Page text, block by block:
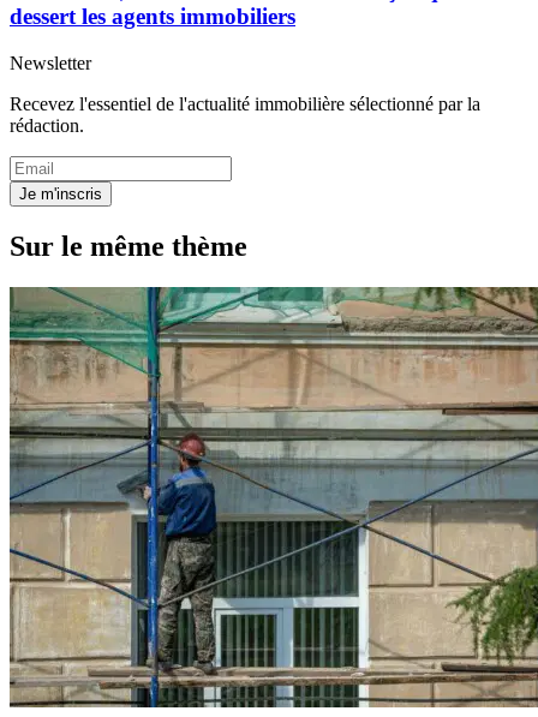
dessert les agents immobiliers
Newsletter
Recevez l'essentiel de l'actualité immobilière sélectionné par la
rédaction.
Je m'inscris
Sur le même thème